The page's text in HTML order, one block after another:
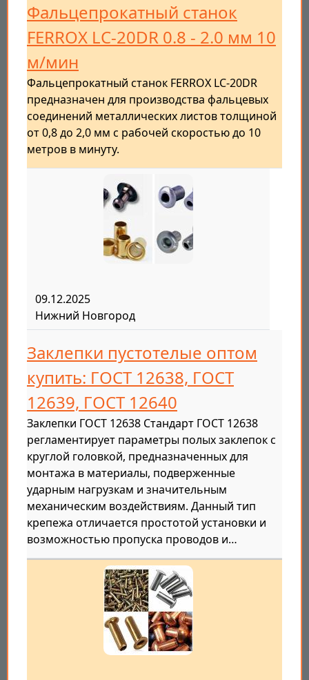
Фальцепрокатный станок
FERROX LC-20DR 0.8 - 2.0 мм 10
м/мин
Фальцепрокатный станок FERROX LC-20DR
предназначен для производства фальцевых
соединений металлических листов толщиной
от 0,8 до 2,0 мм с рабочей скоростью до 10
метров в минуту.
09.12.2025
Нижний Новгород
Заклепки пустотелые оптом
купить: ГОСТ 12638, ГОСТ
12639, ГОСТ 12640
Заклепки ГОСТ 12638 Стандарт ГОСТ 12638
регламентирует параметры полых заклепок с
круглой головкой, предназначенных для
монтажа в материалы, подверженные
ударным нагрузкам и значительным
механическим воздействиям. Данный тип
крепежа отличается простотой установки и
возможностью пропуска проводов и…